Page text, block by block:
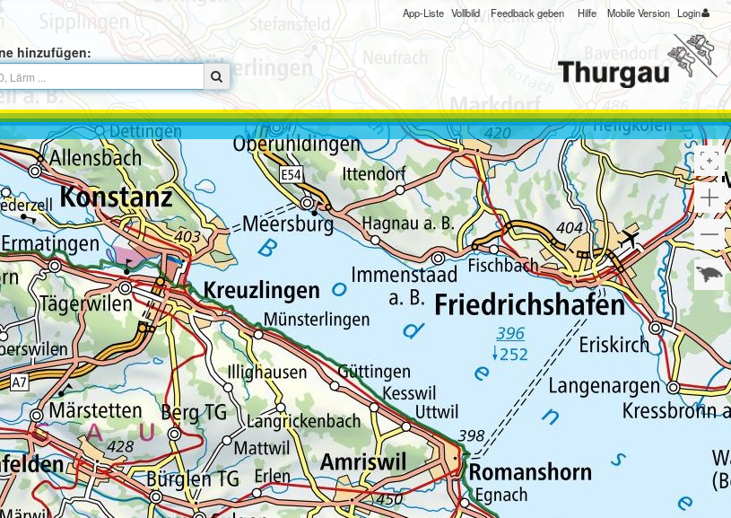
hinzufügen:
App-Liste Vollbild Feedback geben Hilfe Mobile Version Login